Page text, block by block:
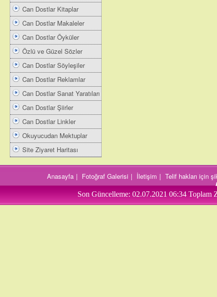
Can Dostlar Kitaplar
Can Dostlar Makaleler
Can Dostlar Öyküler
Özlü ve Güzel Sözler
Can Dostlar Söyleşiler
Can Dostlar Reklamlar
Can Dostlar Sanat Yaratıları
Can Dostlar Şiirler
Can Dostlar Linkler
Okuyucudan Mektuplar
Site Ziyaret Haritası
Anasayfa | Fotoğraf Galerisi | İletişim | Telif hakları için
Son Güncelleme: 02.07.2021 06:34 Toplam